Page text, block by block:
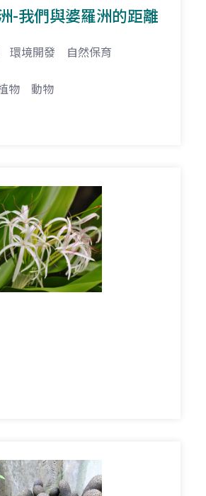
-我們與婆羅洲的距離
環境開發 自然保育
物 動物